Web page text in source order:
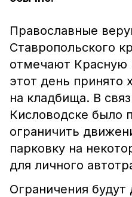
Православные
Ставропольского
отмечают Красную
этот день принято
на кладбища. В
Кисловодске было
ограничить
парковку на
для личного
Ограничения будут